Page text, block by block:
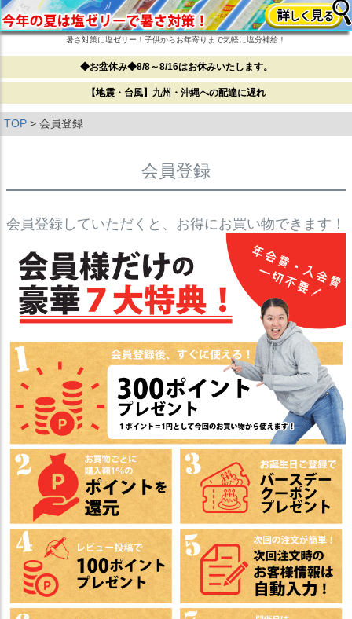
暑さ対策に塩ゼリー！子供からお年寄りまで気軽に塩分補給！
◆お盆休み◆8/8～8/16はお休みいたします。
【地震・台風】九州・沖縄への配達に遅れ
TOP 会員登録
会員登録
会員登録していただくと、お得にお買い物できます！